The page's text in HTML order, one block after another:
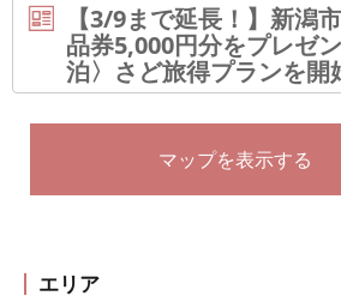
【3/9まで延長！】新潟
品券5,000円分をプレゼ
泊〉さど旅得プランを
マップを表示する
エリア